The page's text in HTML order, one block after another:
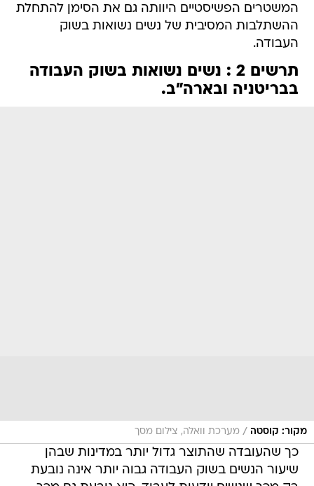
המשטרים הפשיסטיים היוותה גם את הסימן להתחלת
ההשתלבות המסיבית של נשים נשואות בשוק
העבודה.
תרשים 2 : נשים נשואות בשוק העבודה
בבריטניה ובארה"ב.
מקור: קוסטה / מערכת וואלה, צילום מסך
כך שהעובדה שהתוצר גדול יותר במדינות שבהן
שיעור הנשים בשוק העבודה גבוה יותר אינה נובעת